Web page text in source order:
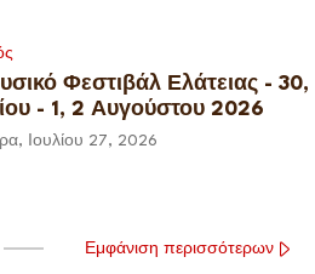
Φεστιβάλ Ελάτειας - 30,
- 1, 2 Αυγούστου 2026
Ιουλίου 27, 2026
Εμφάνιση περισσότερων